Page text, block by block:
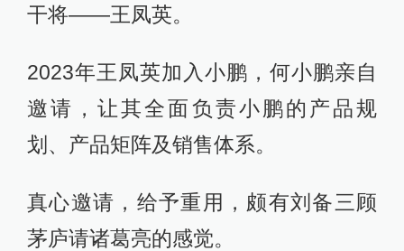
干将——王凤英。
2023年王凤英加入小鹏，何小鹏亲自
邀请，让其全面负责小鹏的产品规
划、产品矩阵及销售体系。
真心邀请，给予重用，颇有刘备三顾
茅庐请诸葛亮的感觉。